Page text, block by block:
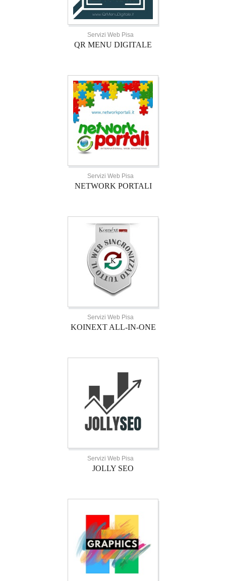
Servizi Web Pisa
QR MENU DIGITALE
Servizi Web Pisa
NETWORK PORTALI
Servizi Web Pisa
KOINEXT ALL-IN-ONE
Servizi Web Pisa
JOLLY SEO